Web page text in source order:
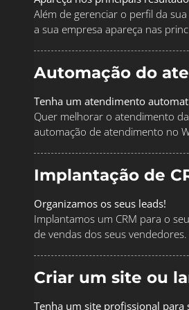
Além de gerenciar o perfil da
a sua empresa apareça nas
Automação do
Tenha um atendimento
Quer melhorar o atendimento
automação de atendimento no
Implantação de
Organizamos os seus leads!
Implantamos um CRM para o
de vendas dos seus vendedores.
Criar um site ou
Tenha um site profissional para